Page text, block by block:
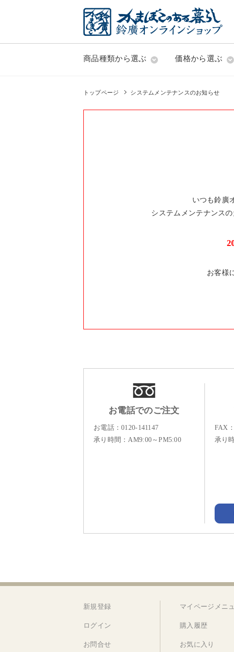
商品種類から選ぶ 価格から選ぶ
トップページ システムメンテナンスのお知らせ
いつも鈴廣
システムメンテナンス
お客様
お電話でのご注文
お電話：0120-141147
承り時間：AM9:00～PM5:00
FAX
承り
新規登録
ログイン
お問合せ
マイページメニ
購入履歴
お気に入り